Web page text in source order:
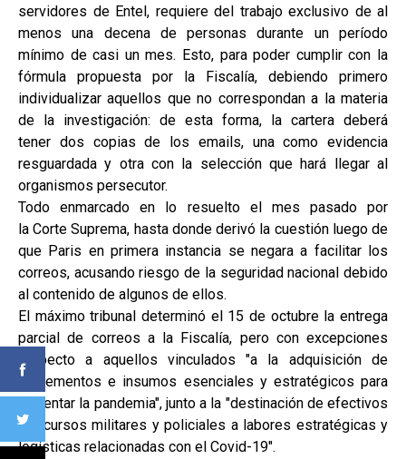
servidores de Entel, requiere del trabajo exclusivo de al
menos una decena de personas durante un período
mínimo de casi un mes. Esto, para poder cumplir con la
fórmula propuesta por la Fiscalía, debiendo primero
individualizar aquellos que no correspondan a la materia
de la investigación: de esta forma, la cartera deberá
tener dos copias de los emails, una como evidencia
resguardada y otra con la selección que hará llegar al
organismos persecutor.
Todo enmarcado en lo resuelto el mes pasado por
la Corte Suprema, hasta donde derivó la cuestión luego de
que Paris en primera instancia se negara a facilitar los
correos, acusando riesgo de la seguridad nacional debido
al contenido de algunos de ellos.
El máximo tribunal determinó el 15 de octubre la entrega
parcial de correos a la Fiscalía, pero con excepciones
respecto a aquellos vinculados "a la adquisición de
implementos e insumos esenciales y estratégicos para
enfrentar la pandemia", junto a la "destinación de efectivos
y recursos militares y policiales a labores estratégicas y
logísticas relacionadas con el Covid-19".